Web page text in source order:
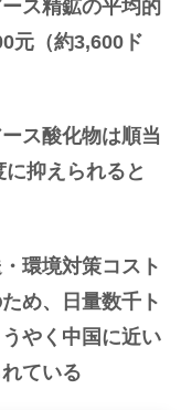
ス精鉱の平均的
元（約3,600ド
ス酸化物は順当
抑えられると
環境対策コスト
め、日量数千ト
やく中国に近い
ている